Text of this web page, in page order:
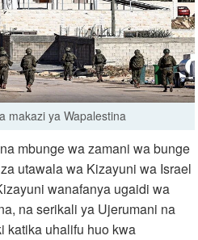
makazi ya Wapalestina
mbunge wa zamani wa bunge
utawala wa Kizayuni wa Israel
wanafanya ugaidi wa
na serikali ya Ujerumani na
katika uhalifu huo kwa